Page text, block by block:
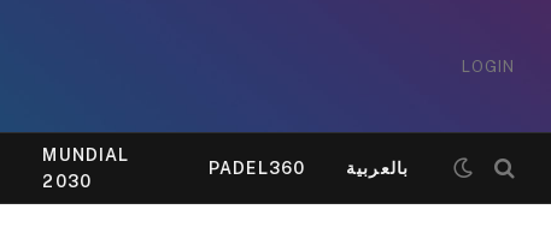
LOGIN
MUNDIAL
2030
PADEL360 بالعربية